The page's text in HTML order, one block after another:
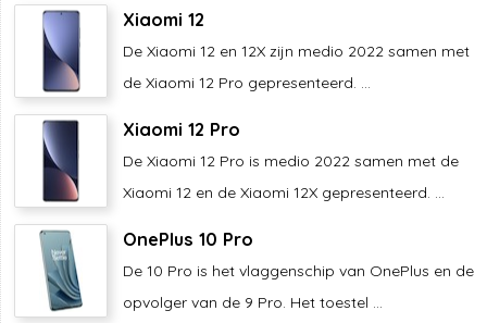
Xiaomi 12
De Xiaomi 12 en 12X zijn medio 2022 samen met
de Xiaomi 12 Pro gepresenteerd. ...
Xiaomi 12 Pro
De Xiaomi 12 Pro is medio 2022 samen met de
Xiaomi 12 en de Xiaomi 12X gepresenteerd. ...
OnePlus 10 Pro
De 10 Pro is het vlaggenschip van OnePlus en de
opvolger van de 9 Pro. Het toestel ...